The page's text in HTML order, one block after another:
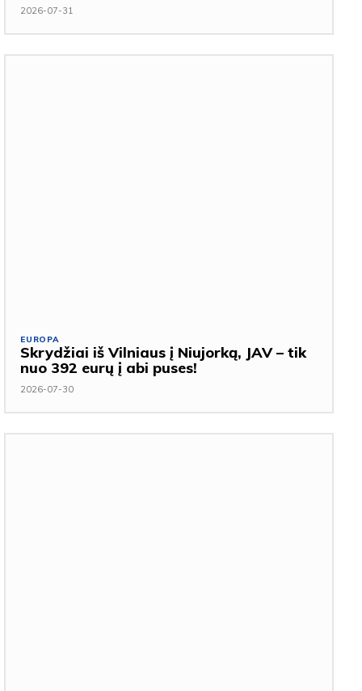
2026-07-31
EUROPA
Skrydžiai iš Vilniaus į Niujorką, JAV – tik
nuo 392 eurų į abi puses!
2026-07-30